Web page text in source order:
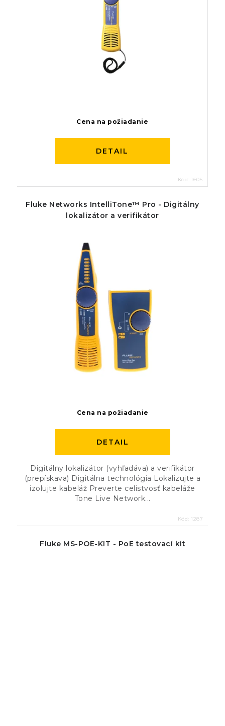
Cena na požiadanie
DETAIL
Kód: 1605
Fluke Networks IntelliTone™ Pro - Digitálny
lokalizátor a verifikátor
Cena na požiadanie
DETAIL
Digitálny lokalizátor (vyhľadáva) a verifikátor
(prepískava) Digitálna technológia Lokalizujte a
izolujte kabeláž Preverte celistvosť kabeláže
Tone Live Network...
Kód: 1287
Fluke MS-POE-KIT - PoE testovací kit